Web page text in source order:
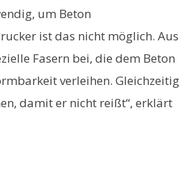
um Beton
ist das nicht möglich. Aus
Fasern bei, die dem Beton
verleihen. Gleichzeitig
damit er nicht reißt“, erklärt